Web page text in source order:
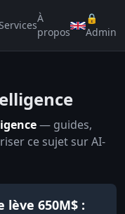
Services
À
propos
🔒
Admin
— guides,
ce sujet sur AI-
lève 650M$ :